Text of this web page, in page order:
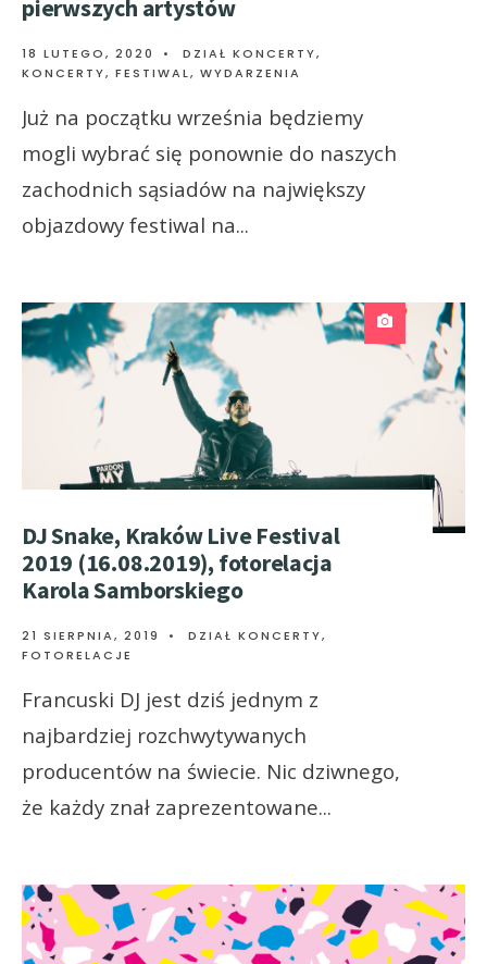
pierwszych artystów
18 LUTEGO, 2020 • DZIAŁ KONCERTY,
KONCERTY, FESTIWAL, WYDARZENIA
Już na początku września będziemy
mogli wybrać się ponownie do naszych
zachodnich sąsiadów na największy
objazdowy festiwal na...
DJ Snake, Kraków Live Festival
2019 (16.08.2019), fotorelacja
Karola Samborskiego
21 SIERPNIA, 2019 • DZIAŁ KONCERTY,
FOTORELACJE
Francuski DJ jest dziś jednym z
najbardziej rozchwytywanych
producentów na świecie. Nic dziwnego,
że każdy znał zaprezentowane...